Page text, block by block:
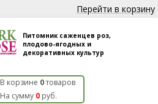
Перейти в корзину
Питомник саженцев роз,
плодово-ягодных и
декоративных культур
В корзине 0товаров
На сумму 0руб.